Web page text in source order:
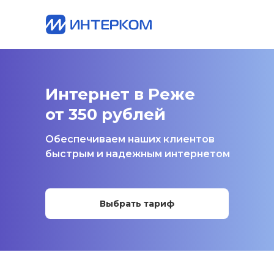
Интернет в Реже
от 350 рублей
Обеспечиваем наших клиентов
быстрым и надежным интернетом
Выбрать тариф